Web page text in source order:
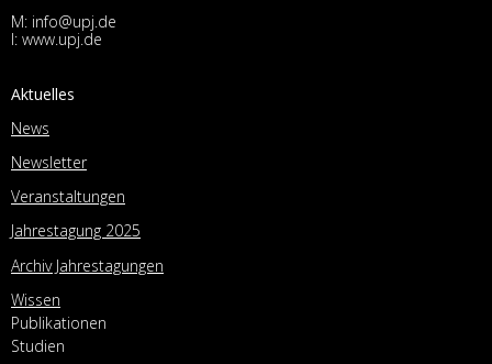
M: info@upj.de
I: www.upj.de
Aktuelles
News
Newsletter
Veranstaltungen
Jahrestagung 2025
Archiv Jahrestagungen
Wissen
Publikationen
Studien